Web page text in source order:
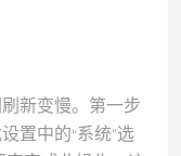
新变慢。第一步
置中的“系统”选